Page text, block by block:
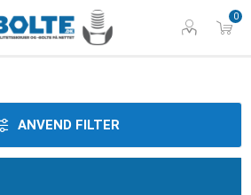
0
ANVEND FILTER